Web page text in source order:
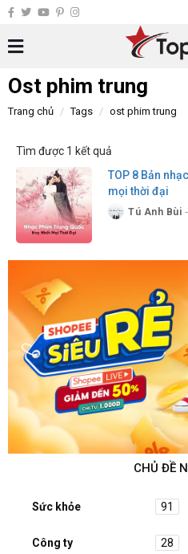
Ost phim trung
Trang chủ Tags ost phim trung
Tìm được 1 kết quả
TOP 8 Bản
mọi thời đại
Tú Anh Bùi
CHỦ ĐỀ
Sức khỏe 91
Công ty 28